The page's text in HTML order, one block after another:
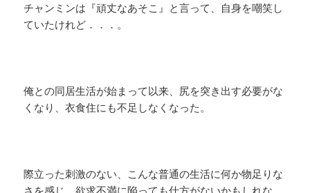
チャンミンは『頑丈なあそこ』と言って、自身を嘲笑し
ていたけれど．．．。
俺との同居生活が始まって以来、尻を突き出す必要がな
くなり、衣食住にも不足しなくなった。
際立った刺激のない、こんな普通の生活に何か物足りな